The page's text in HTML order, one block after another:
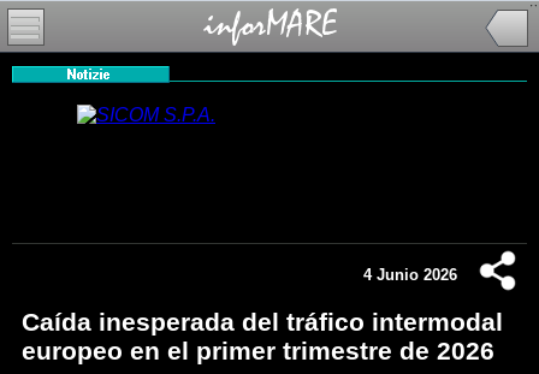
4 Junio 2026
Caída inesperada del tráfico intermodal
europeo en el primer trimestre de 2026